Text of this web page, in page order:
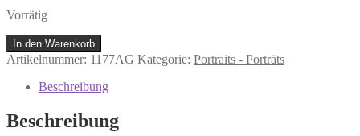
Vorrätig
Scribe,
(Augustin)
(1791-
Franz.
Dramaturg.
In den Warenkorb
Artikelnummer: 1177AG Kategorie: Portraits - Porträts
Beschreibung
Beschreibung